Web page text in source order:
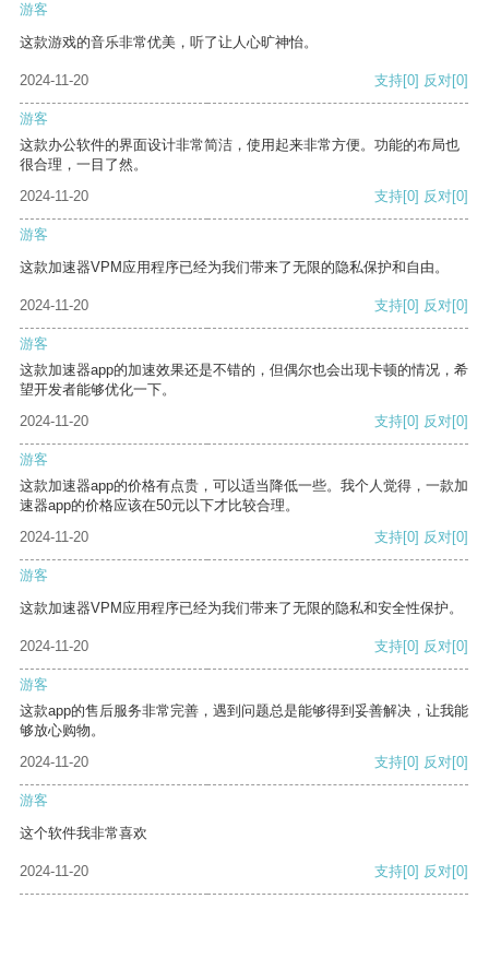
游客
这款游戏的音乐非常优美，听了让人心旷神怡。
2024-11-20 支持[0] 反对[0]
游客
这款办公软件的界面设计非常简洁，使用起来非常方便。功能的布局也
很合理，一目了然。
2024-11-20
支持[0] 反对[0]
游客
这款加速器VPM应用程序已经为我们带来了无限的隐私保护和自由。
2024-11-20 支持[0] 反对[0]
游客
这款加速器app的加速效果还是不错的，但偶尔也会出现卡顿的情况，希
望开发者能够优化一下。
2024-11-20
支持[0] 反对[0]
游客
这款加速器app的价格有点贵，可以适当降低一些。我个人觉得，一款加
速器app的价格应该在50元以下才比较合理。
2024-11-20
支持[0] 反对[0]
游客
这款加速器VPM应用程序已经为我们带来了无限的隐私和安全性保护。
2024-11-20 支持[0] 反对[0]
游客
这款app的售后服务非常完善，遇到问题总是能够得到妥善解决，让我能
够放心购物。
2024-11-20
支持[0] 反对[0]
游客
这个软件我非常喜欢
2024-11-20 支持[0] 反对[0]